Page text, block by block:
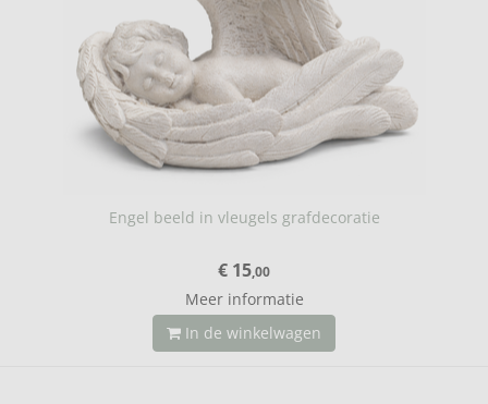
Engel beeld in vleugels grafdecoratie
€ 15,00
Meer informatie
In de winkelwagen